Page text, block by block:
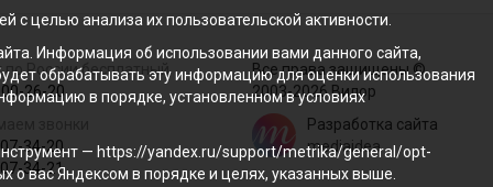
по России бесплатный
26-20
34-20
34-21
Все права защищены ©
2003-2026 Вилор
Разработка сайта
mediaidea
целью анализа их пользовательской активности.
Информация об использовании вами данного сайта,
обрабатывать эту информацию для оценки использования
в порядке, установленном в условиях
— https://yandex.ru/support/metrika/general/opt-
о вас Яндексом в порядке и целях, указанных выше.